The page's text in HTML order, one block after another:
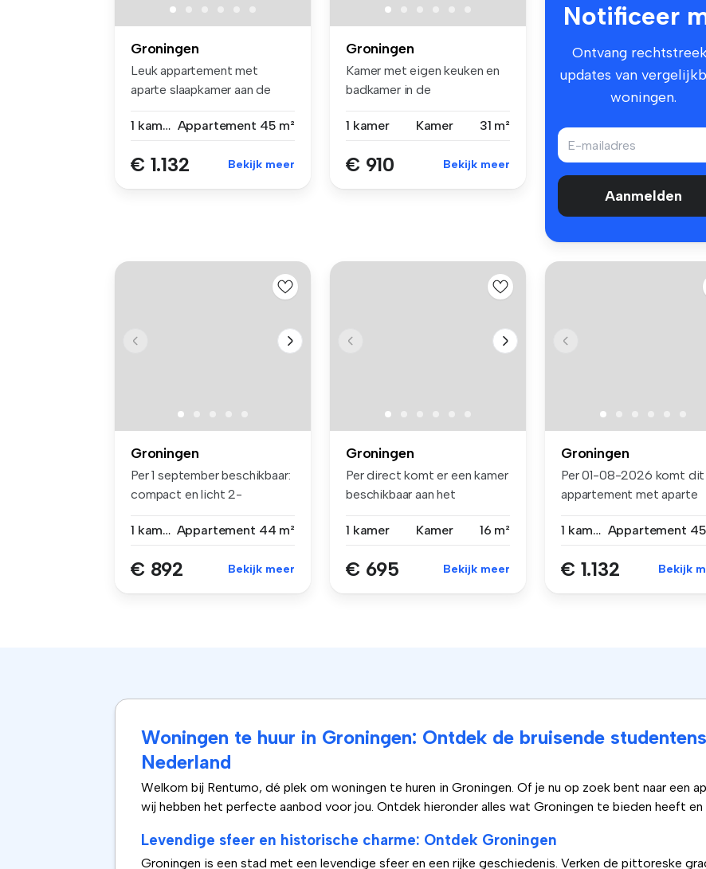
Groningen
Leuk appartement met
aparte slaapkamer aan de
1 kamer Appartement 45 m²
€ 1.132 Bekijk meer
Groningen
Kamer met eigen keuken en
badkamer in de
1 kamer
Kamer 31 m²
€ 910 Bekijk meer
Notificeer
Ontvang
updates van
woningen.
Aanmelden
Groningen
Per 1 september beschikbaar:
compact en licht 2-
1 kamer Appartement 44 m²
€ 892 Bekijk meer
Groningen
Per direct komt er een kamer
beschikbaar aan het
1 kamer
Kamer 16 m²
€ 695 Bekijk meer
Groningen
Per 01-08-2026 komt dit
appartement met aparte
1 kamer Appartement
€ 1.132 Bekijk
Woningen te huur in Groningen: Ontdek de bruisende
Nederland
Welkom bij Rentumo, dé plek om woningen te huren in Groningen. Of je nu op zoek bent naar een
wij hebben het perfecte aanbod voor jou. Ontdek hieronder alles wat Groningen te bieden heeft en
Levendige sfeer en historische charme: Ontdek Groningen
Groningen is een stad met een levendige sfeer en een rijke geschiedenis. Verken de pittoreske